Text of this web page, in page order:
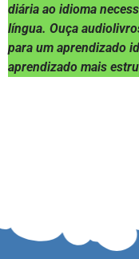
diária ao idioma
língua. Ouça
para um aprendizado
aprendizado mais